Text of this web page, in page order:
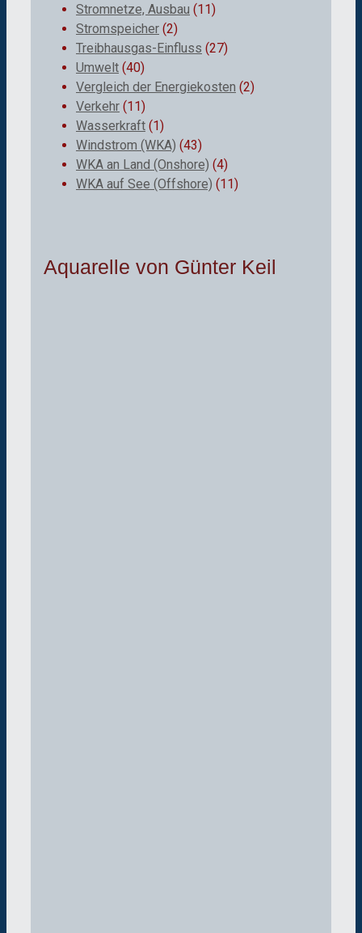
Stromnetze, Ausbau (11)
Stromspeicher (2)
Treibhausgas-Einfluss (27)
Umwelt (40)
Vergleich der Energiekosten (2)
Verkehr (11)
Wasserkraft (1)
Windstrom (WKA) (43)
WKA an Land (Onshore) (4)
WKA auf See (Offshore) (11)
Aquarelle von Günter Keil